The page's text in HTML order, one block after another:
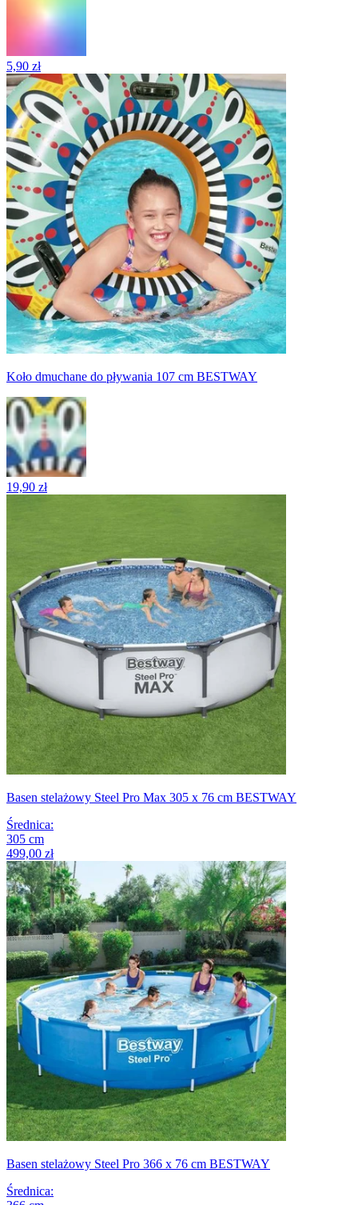
5,90 zł
Koło dmuchane do pływania 107 cm BESTWAY
19,90 zł
Basen stelażowy Steel Pro Max 305 x 76 cm BESTWAY
Średnica:
305 cm
499,00 zł
Basen stelażowy Steel Pro 366 x 76 cm BESTWAY
Średnica: